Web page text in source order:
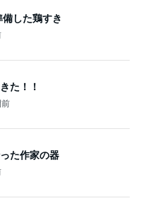
した鶏すき
た！！
た作家の器